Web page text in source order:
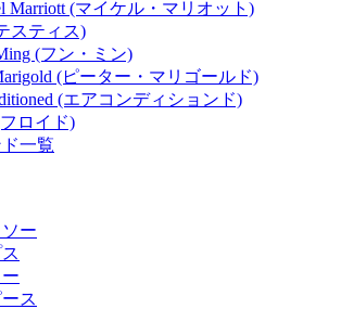
Marriott (マイケル・マリオット)
スティス)
(フン・ミン)
(ピーター・マリゴールド)
(エアコンディションド)
ロイド)
一覧
ー
ス